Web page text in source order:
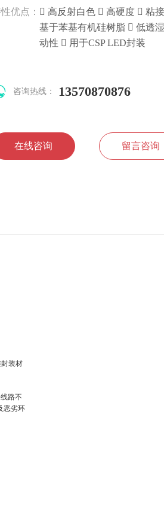
优点：  高反射白色  高硬度  粘
基于苯基有机硅树脂  低透
动性  用于CSP LED封装
咨询热线： 13570870876
在线咨询 留言咨询
装材
路不
恶劣环